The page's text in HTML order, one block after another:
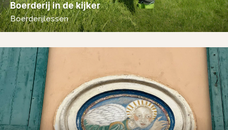
Boerderij in de kijker
Boerderijlessen